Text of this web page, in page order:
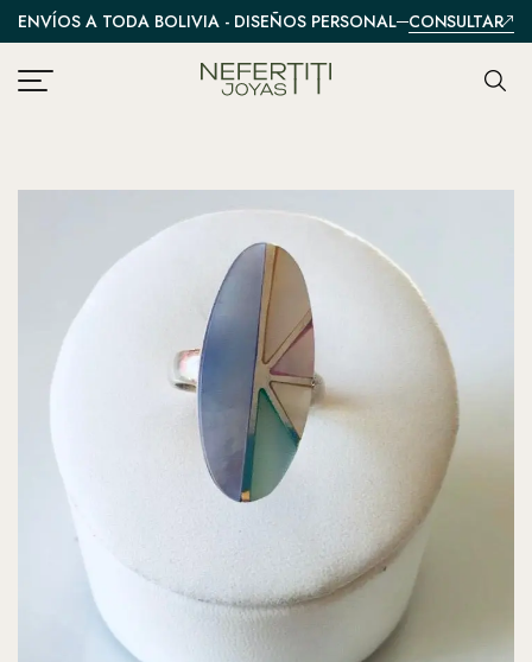
ENVÍOS A TODA BOLIVIA - DISEÑOS PERSONALIZADOS
CONSULTAR